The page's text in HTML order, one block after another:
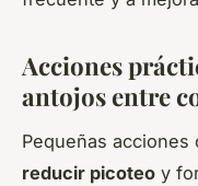
Acciones
antojos entre
Pequeñas acciones
reducir picoteo y